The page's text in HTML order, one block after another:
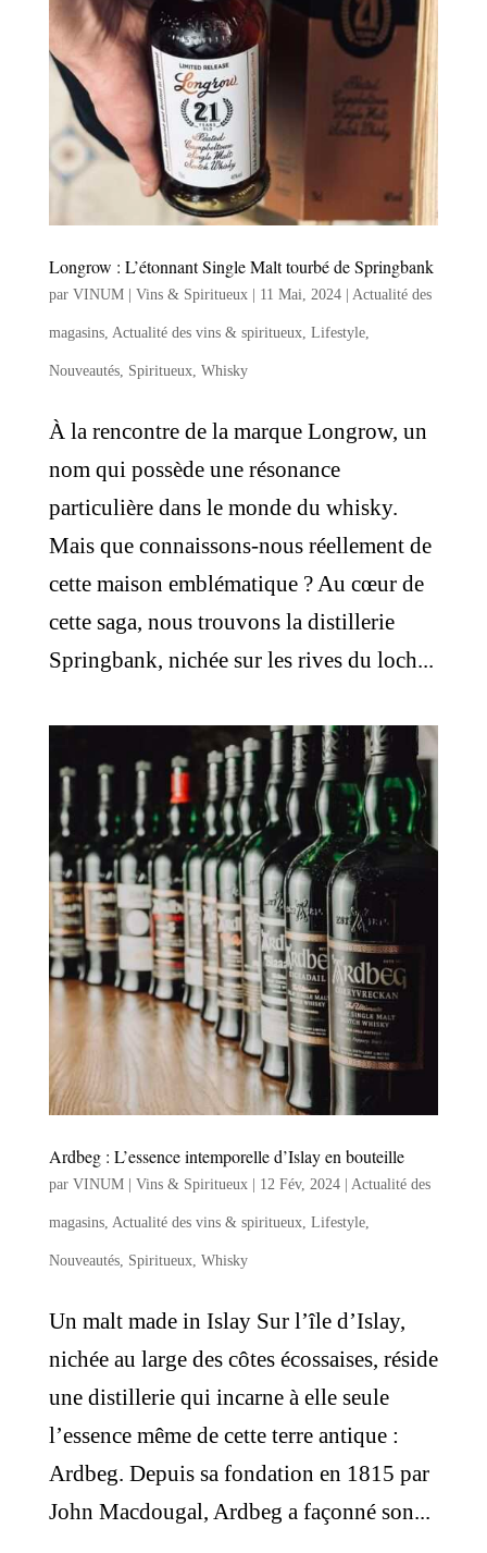
Longrow : L’étonnant Single Malt tourbé de Springbank
par VINUM | Vins & Spiritueux| 11 Mai, 2024| Actualité des
magasins, Actualité des vins & spiritueux, Lifestyle,
Nouveautés, Spiritueux, Whisky
À la rencontre de la marque Longrow, un
nom qui possède une résonance
particulière dans le monde du whisky.
Mais que connaissons-nous réellement de
cette maison emblématique ? Au cœur de
cette saga, nous trouvons la distillerie
Springbank, nichée sur les rives du loch...
Ardbeg : L’essence intemporelle d’Islay en bouteille
par VINUM | Vins & Spiritueux| 12 Fév, 2024| Actualité des
magasins, Actualité des vins & spiritueux, Lifestyle,
Nouveautés, Spiritueux, Whisky
Un malt made in Islay Sur l’île d’Islay,
nichée au large des côtes écossaises, réside
une distillerie qui incarne à elle seule
l’essence même de cette terre antique :
Ardbeg. Depuis sa fondation en 1815 par
John Macdougal, Ardbeg a façonné son...